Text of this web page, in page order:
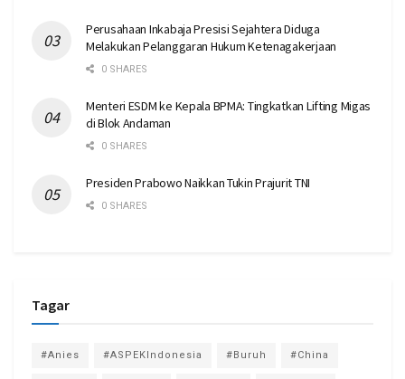
Perusahaan Inkabaja Presisi Sejahtera Diduga
Melakukan Pelanggaran Hukum Ketenagakerjaan
0 SHARES
Menteri ESDM ke Kepala BPMA: Tingkatkan Lifting Migas
di Blok Andaman
0 SHARES
Presiden Prabowo Naikkan Tukin Prajurit TNI
0 SHARES
Tagar
#Anies #ASPEKIndonesia #Buruh #China